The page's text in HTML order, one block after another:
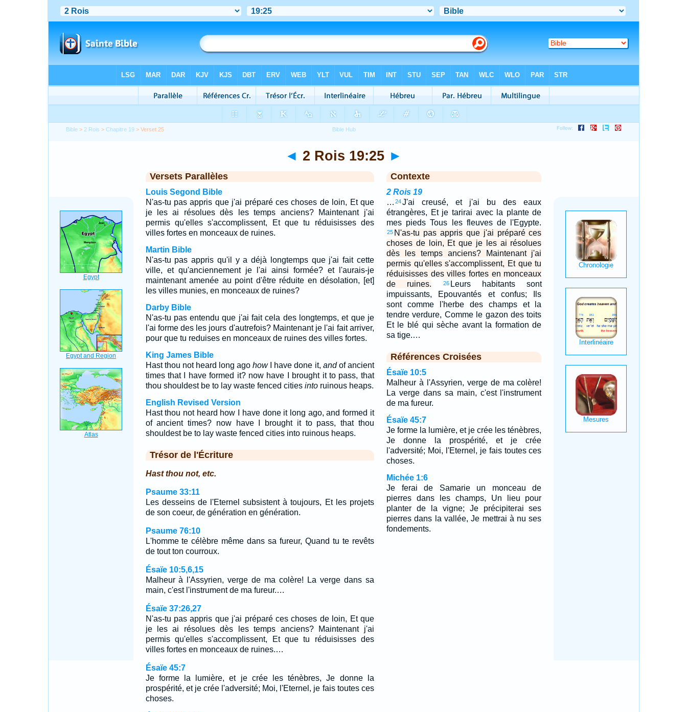
Bible > 2 Rois >Chapitre 19 > Verset 25
◄ 2 Rois 19:25 ►
Versets Parallèles
Louis Segond Bible
N'as-tu pas appris que j'ai préparé ces choses de loin, Et que
je les ai résolues dès les temps anciens? Maintenant j'ai
permis qu'elles s'accomplissent, Et que tu réduisisses des
villes fortes en monceaux de ruines.
Martin Bible
N'as-tu pas appris qu'il y a déjà longtemps que j'ai fait cette
ville, et qu'anciennement je l'ai ainsi formée? et l'aurais-je
maintenant amenée au point d'être réduite en désolation, [et]
les villes munies, en monceaux de ruines?
Darby Bible
N'as-tu pas entendu que j'ai fait cela des longtemps, et que je
l'ai forme des les jours d'autrefois? Maintenant je l'ai fait arriver,
pour que tu reduises en monceaux de ruines des villes fortes.
King James Bible
Hast thou not heard long agohowI have done it, andof ancient
times that I have formed it? now have I brought it to pass, that
thou shouldest be to lay waste fenced cities intoruinous heaps.
English Revised Version
Hast thou not heard how I have done it long ago, and formed it
of ancient times? now have I brought it to pass, that thou
shouldest be to lay waste fenced cities into ruinous heaps.
Trésor de l'Écriture
Hast thou not, etc.
Psaume 33:11
Les desseins de l'Eternel subsistent à toujours, Et les projets
de son coeur, de génération en génération.
Psaume 76:10
L'homme te célèbre même dans sa fureur, Quand tu te revêts
de tout ton courroux.
Ésaïe 10:5,6,15
Malheur à l'Assyrien, verge de ma colère! La verge dans sa
main, c'est l'instrument de ma fureur.…
Ésaïe 37:26,27
N'as-tu pas appris que j'ai préparé ces choses de loin, Et que
je les ai résolues dès les temps anciens? Maintenant j'ai
permis qu'elles s'accomplissent, Et que tu réduisisses des
villes fortes en monceaux de ruines.…
Ésaïe 45:7
Je forme la lumière, et je crée les ténèbres, Je donne la
prospérité, et je crée l'adversité; Moi, l'Eternel, je fais toutes ces
choses.
Contexte
2 Rois 19
… 24J'ai creusé, et j'ai bu des eaux
étrangères, Et je tarirai avec la plante de
mes pieds Tous les fleuves de l'Egypte.
25 N'as-tu pas appris que j'ai préparé ces
choses de loin, Et que je les ai résolues
dès les temps anciens? Maintenant j'ai
permis qu'elles s'accomplissent, Et que tu
réduisisses des villes fortes en monceaux
de ruines.
26 Leurs habitants sont
impuissants, Epouvantés et confus; Ils
sont comme l'herbe des champs et la
tendre verdure, Comme le gazon des toits
Et le blé qui sèche avant la formation de
sa tige.…
Références Croisées
Ésaïe 10:5
Malheur à l'Assyrien, verge de ma colère!
La verge dans sa main, c'est l'instrument
de ma fureur.
Ésaïe 45:7
Je forme la lumière, et je crée les ténèbres,
Je donne la prospérité, et je crée
l'adversité; Moi, l'Eternel, je fais toutes ces
choses.
Michée 1:6
Je ferai de Samarie un monceau de
pierres dans les champs, Un lieu pour
planter de la vigne; Je précipiterai ses
pierres dans la vallée, Je mettrai à nu ses
fondements.